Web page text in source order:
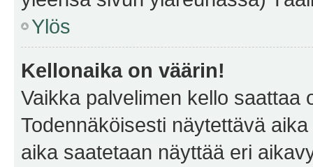
Ylös
Kellonaika on väärin!
Vaikka palvelimen kello saattaa
Todennäköisesti näytettävä
aika saatetaan näyttää eri